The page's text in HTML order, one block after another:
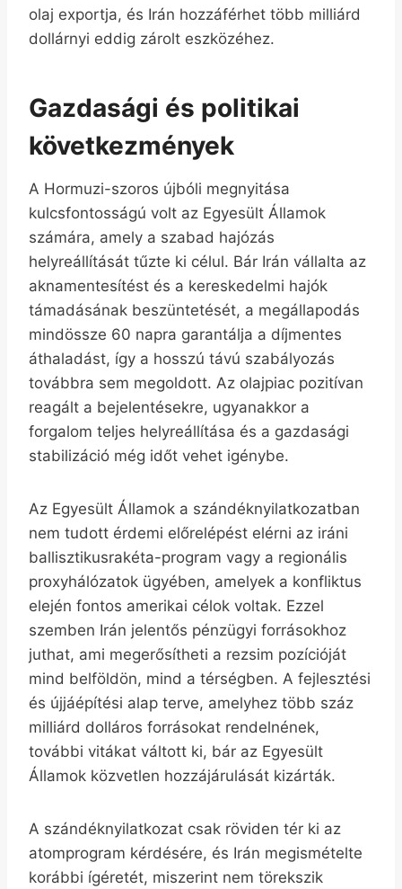
olaj exportja, és Irán hozzáférhet több milliárd
dollárnyi eddig zárolt eszközéhez.
Gazdasági és politikai
következmények
A Hormuzi-szoros újbóli megnyitása
kulcsfontosságú volt az Egyesült Államok
számára, amely a szabad hajózás
helyreállítását tűzte ki célul. Bár Irán vállalta az
aknamentesítést és a kereskedelmi hajók
támadásának beszüntetését, a megállapodás
mindössze 60 napra garantálja a díjmentes
áthaladást, így a hosszú távú szabályozás
továbbra sem megoldott. Az olajpiac pozitívan
reagált a bejelentésekre, ugyanakkor a
forgalom teljes helyreállítása és a gazdasági
stabilizáció még időt vehet igénybe.
Az Egyesült Államok a szándéknyilatkozatban
nem tudott érdemi előrelépést elérni az iráni
ballisztikusrakéta-program vagy a regionális
proxyhálózatok ügyében, amelyek a konfliktus
elején fontos amerikai célok voltak. Ezzel
szemben Irán jelentős pénzügyi forrásokhoz
juthat, ami megerősítheti a rezsim pozícióját
mind belföldön, mind a térségben. A fejlesztési
és újjáépítési alap terve, amelyhez több száz
milliárd dolláros forrásokat rendelnének,
további vitákat váltott ki, bár az Egyesült
Államok közvetlen hozzájárulását kizárták.
A szándéknyilatkozat csak röviden tér ki az
atomprogram kérdésére, és Irán megismételte
korábbi ígéretét, miszerint nem törekszik